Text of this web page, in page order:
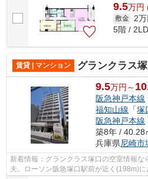
9.5万円
敷金 2万
5階 /
賃貸 | マンション グランクラス
9.5万円～
阪急神戸本線
福知山線 「塚
阪急神戸本線
築8年 / 40.28
兵庫県尼崎市
新着情報：グランクラス塚口の空室情報な
夫。ローソン阪急塚口駅前が近く(198m)